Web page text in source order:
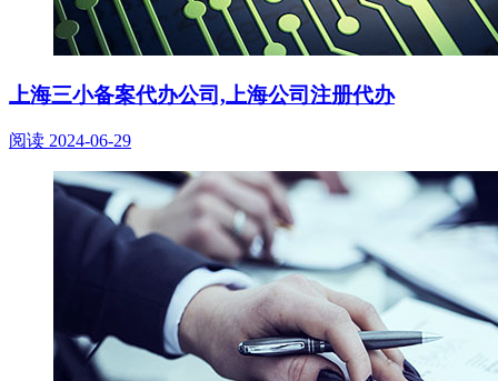
上海三小备案代办公司,上海公司注册代办
阅读 2024-06-29